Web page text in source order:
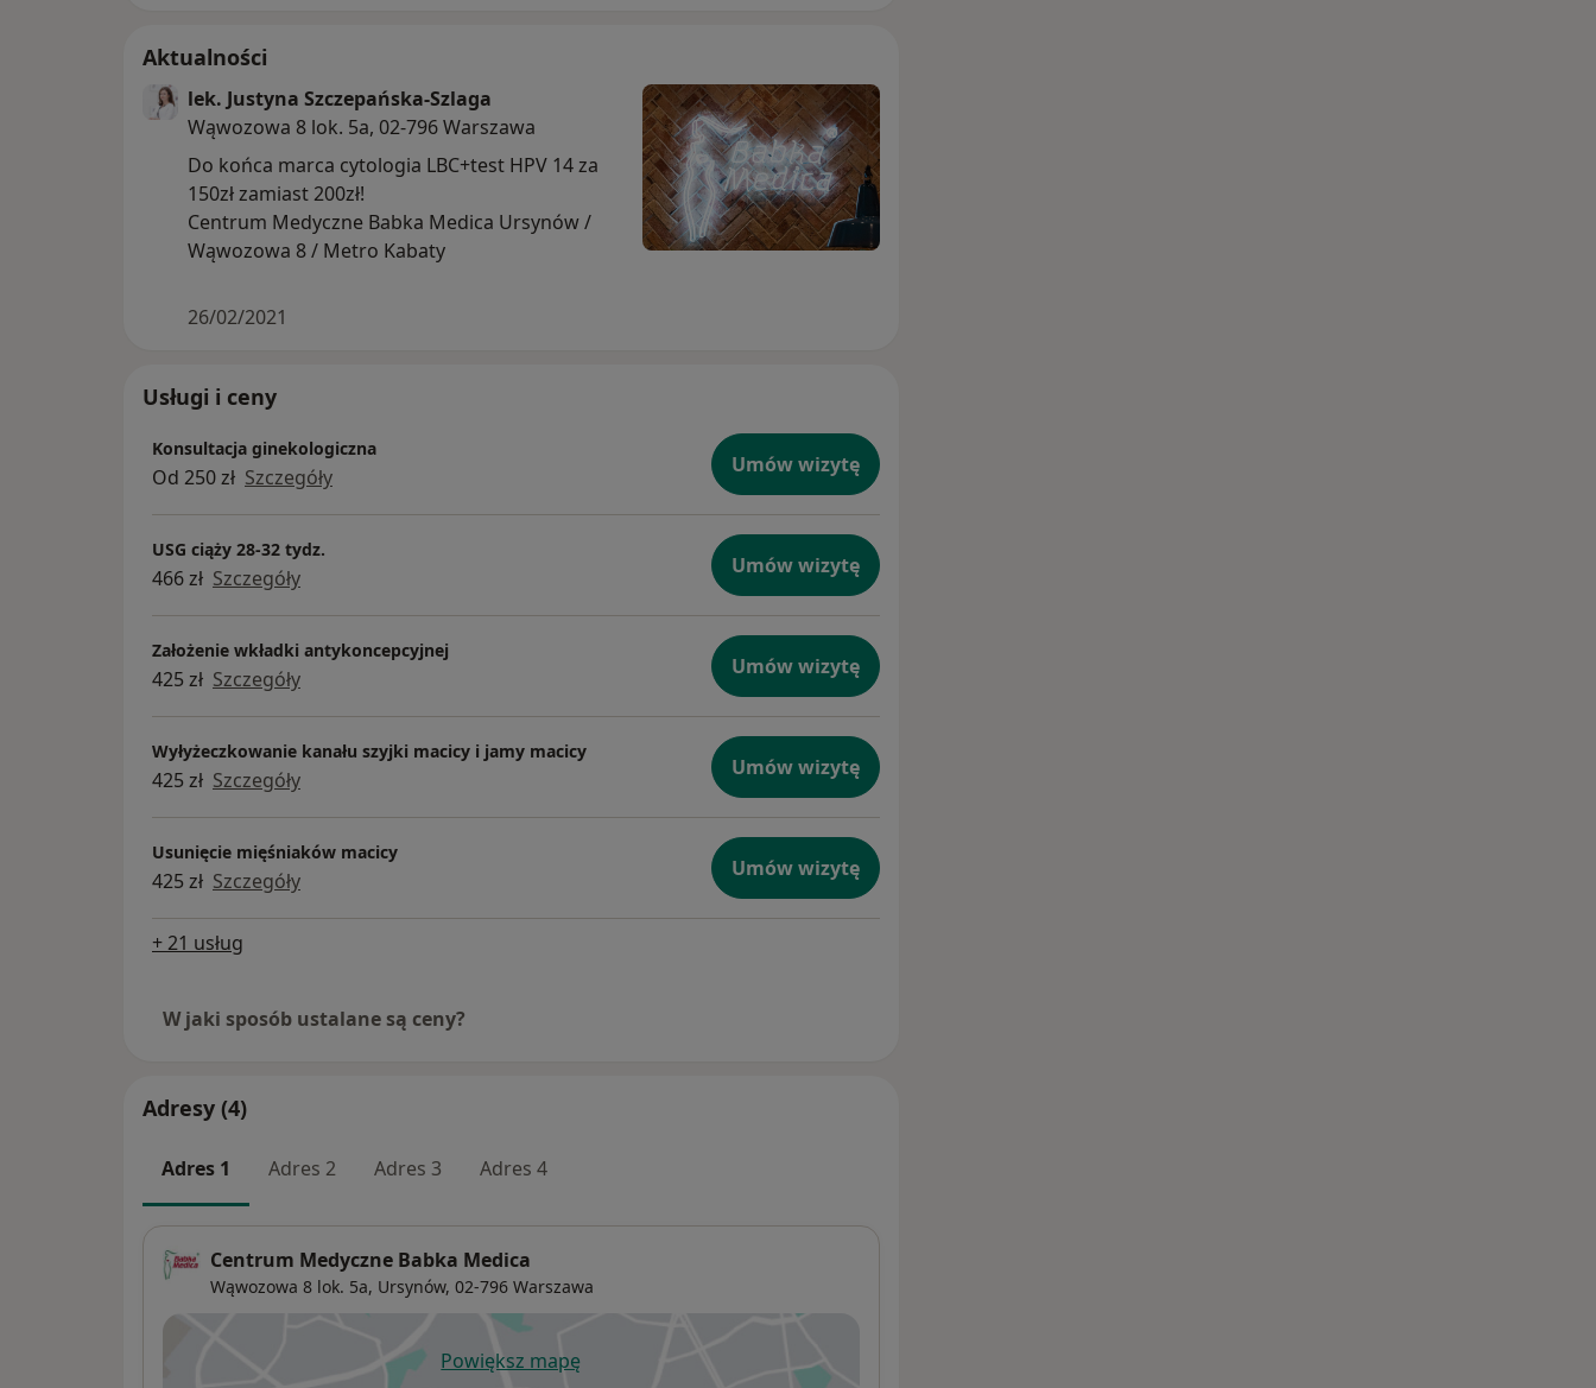
Aktualności
lek. Justyna Szczepańska-Szlaga
Wąwozowa 8 lok. 5a, 02-796 Warszawa
Do końca marca cytologia LBC+test HPV 14 za
150zł zamiast 200zł!
Centrum Medyczne Babka Medica Ursynów /
Wąwozowa 8 / Metro Kabaty
26/02/2021
Usługi i ceny
Konsultacja ginekologiczna
Od 250 zł Szczegóły Umów wizytę
USG ciąży 28-32 tydz.
466 zł Szczegóły Umów wizytę
Założenie wkładki antykoncepcyjnej
425 zł Szczegóły Umów wizytę
Wyłyżeczkowanie kanału szyjki macicy i jamy macicy
425 zł Szczegóły Umów wizytę
Usunięcie mięśniaków macicy
425 zł Szczegóły Umów wizytę
+ 21 usług
W jaki sposób ustalane są ceny?
Adresy (4)
Adres 1 Adres 2 Adres 3 Adres 4
Centrum Medyczne Babka Medica
Wąwozowa 8 lok. 5a, Ursynów, 02-796 Warszawa
Powiększ mapęotwiera się w nowej karcie